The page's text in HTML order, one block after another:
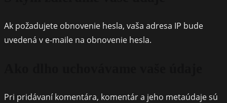
Ak požadujete obnovenie hesla, vaša adresa IP bude
uvedená v e-maile na obnovenie hesla.
Pri pridávaní komentára, komentár a jeho metaúdaje sú